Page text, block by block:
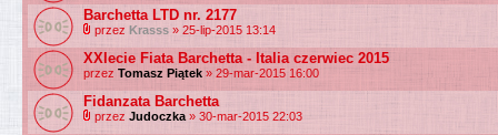
Barchetta LTD nr. 2177
przez Krasss » 25-lip-2015 13:14
XXlecie Fiata Barchetta - Italia czerwiec 2015
przez Tomasz Piątek » 29-mar-2015 16:00
Fidanzata Barchetta
przez Judoczka » 30-mar-2015 22:03